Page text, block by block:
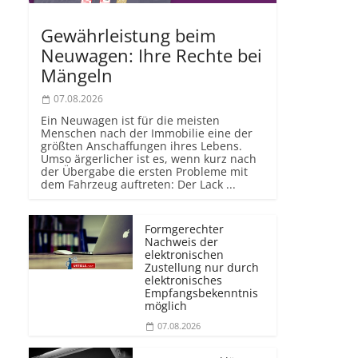
Gewährleistung beim
Neuwagen: Ihre Rechte bei
Mängeln
07.08.2026
Ein Neuwagen ist für die meisten
Menschen nach der Immobilie eine der
größten Anschaffungen ihres Lebens.
Umso ärgerlicher ist es, wenn kurz nach
der Übergabe die ersten Probleme mit
dem Fahrzeug auftreten: Der Lack ...
Formgerechter
Nachweis der
elektronischen
Zustellung nur durch
elektronisches
Empfangsbekenntnis
möglich
07.08.2026